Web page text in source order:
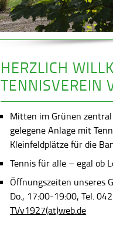
HERZLICH
TENNISVEREIN
Mitten im Grünen
gelegene Anlage mit
Kleinfeldplätze für die
Tennis für alle – egal ob
Öffnungszeiten unseres
Do., 17:00-19:00, Tel.
TVv1927(at)web.de